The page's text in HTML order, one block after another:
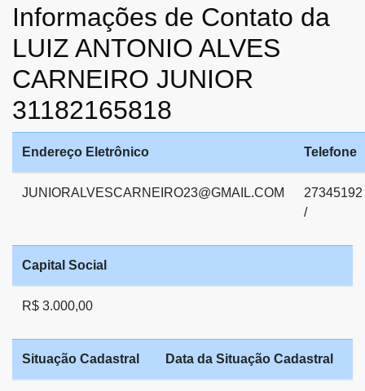
Informações de Contato da
LUIZ ANTONIO ALVES
CARNEIRO JUNIOR
31182165818
Endereço Eletrônico Telefone
JUNIORALVESCARNEIRO23@GMAIL.COM
27345192
/
Capital Social
R$ 3.000,00
Situação Cadastral Data da Situação Cadastral